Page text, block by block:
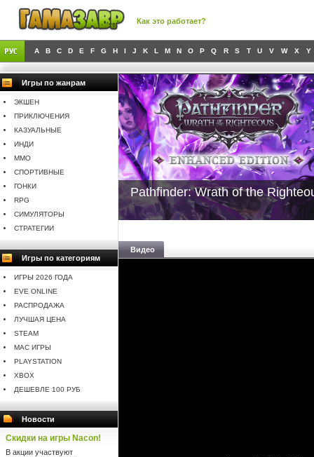
Как это работает?
A B C D E F G H I J K L M N O P Q R S T U V W X Y
Игры по жанрам
ЭКШЕН
ПРИКЛЮЧЕНИЯ
КАЗУАЛЬНЫЕ
ИНДИ
MMO
СПОРТИВНЫЕ
ГОНКИ
RPG
СИМУЛЯТОРЫ
СТРАТЕГИИ
Игры по категориям
ИГРЫ 2026 ГОДА
EVE ONLINE
РАСПРОДАЖА
ЛУЧШАЯ ЦЕНА
STEAM
MAC ИГРЫ
PLAYSTATION
XBOX
ДЕШЕВЛЕ 100 РУБ
Новости
Скидки на игры Nacon!
В акции участвуют
Pathfinder: Wrath of the
Видео